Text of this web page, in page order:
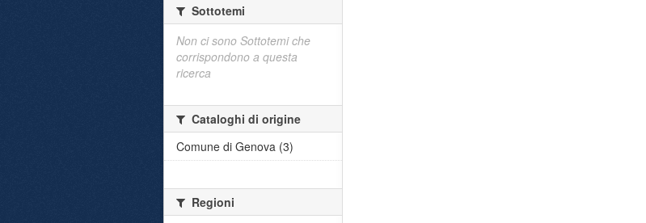
Sottotemi
Non ci sono Sottotemi che
corrispondono a questa
ricerca
Cataloghi di origine
Comune di Genova (3)
Regioni